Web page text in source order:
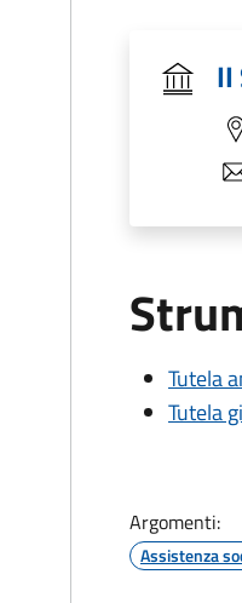
II
Tutela
Tutela
Argomenti:
Assistenza